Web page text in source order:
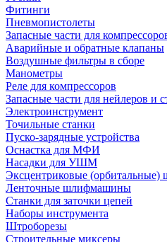
Фитинги
Пневмопистолеты
Запасные части для
Аварийные и обратные клапаны
Воздушные фильтры в сборе
Манометры
Реле для компрессоров
Запасные части для нейлеров и
Электроинструмент
Точильные станки
Пуско-зарядные устройства
Оснастка для МФИ
Насадки для УШМ
Эксцентриковые
Ленточные шлифмашины
Станки для заточки цепей
Наборы инструмента
Штроборезы
Строительные миксеры